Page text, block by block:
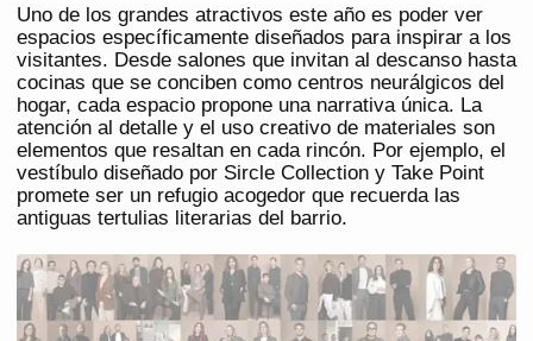
Uno de los grandes atractivos este año es poder ver
espacios específicamente diseñados para inspirar a los
visitantes. Desde salones que invitan al descanso hasta
cocinas que se conciben como centros neurálgicos del
hogar, cada espacio propone una narrativa única. La
atención al detalle y el uso creativo de materiales son
elementos que resaltan en cada rincón. Por ejemplo, el
vestíbulo diseñado por Sircle Collection y Take Point
promete ser un refugio acogedor que recuerda las
antiguas tertulias literarias del barrio.